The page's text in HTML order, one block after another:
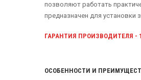
позволяют работать
предназначен для установки
ГАРАНТИЯ ПРОИЗВОДИТЕЛЯ -
ОСОБЕННОСТИ И